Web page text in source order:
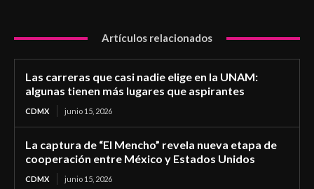
Artículos relacionados
Las carreras que casi nadie elige en la UNAM:
algunas tienen más lugares que aspirantes
CDMX junio 15, 2026
La captura de “El Mencho” revela nueva etapa de
cooperación entre México y Estados Unidos
CDMX junio 15, 2026